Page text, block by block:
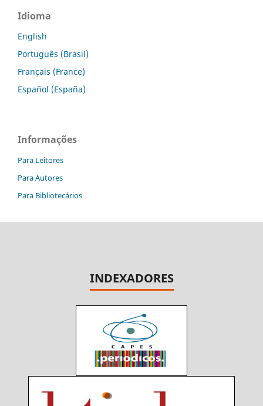
Idioma
English
Português (Brasil)
Français (France)
Español (España)
Informações
Para Leitores
Para Autores
Para Bibliotecários
INDEXADORES